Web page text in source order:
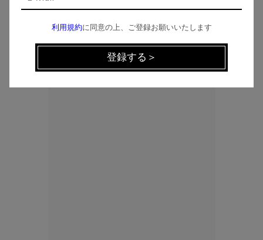
利用規約に同意の上、ご登録お願いいたします